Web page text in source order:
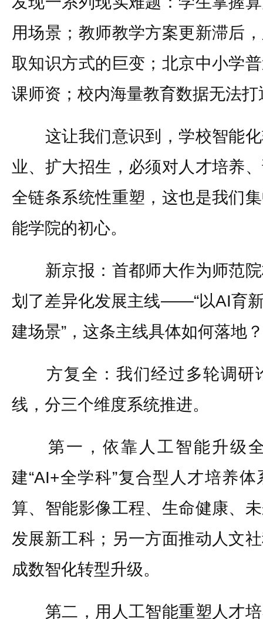
用场景；教师教学方案更新滞后
取知识方式的巨变；北京中小学
课师资；校内海量教育数据无法
这让我们意识到，学校智能化
业、扩大招生，必须对人才培养
全链条系统性重塑，这也是我们
能学院的初心。
新京报：首都师大作为师范院
划了差异化发展主线——“以AI育
建场景”，这条主线具体如何落地？
方复全：我们经过多轮调研
线，分三个维度系统推进。
第一，依靠人工智能升级全
建“AI+全学科”复合型人才培养
算、智能影像工程、生命健康、
发展新工科；另一方面推动人文
成数智化转型升级。
第二，用人工智能重塑人才培